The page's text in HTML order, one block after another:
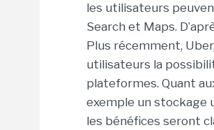
les utilisateurs
Search et Maps.
Plus récemment,
utilisateurs la
plateformes. Quant
exemple un stockage
les bénéfices seront